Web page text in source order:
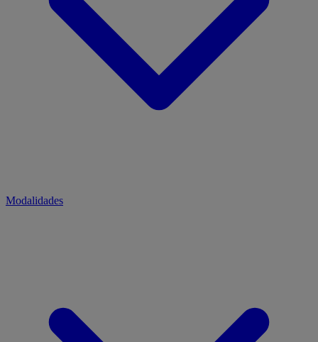
Modalidades